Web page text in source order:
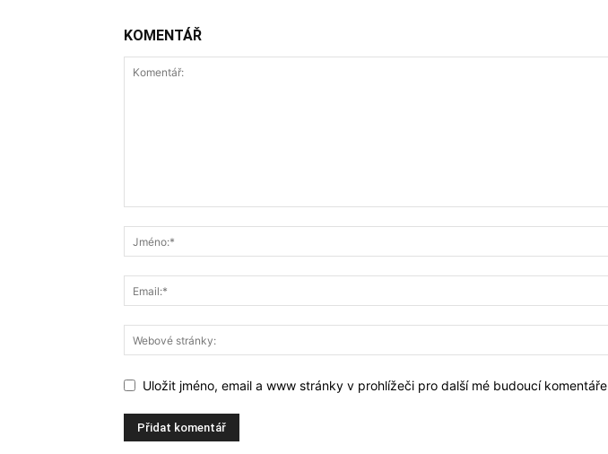
KOMENTÁŘ
Uložit jméno, email a www stránky v prohlížeči pro další mé budoucí komentáře